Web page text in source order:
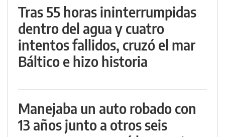
Tras 55 horas ininterrumpidas
dentro del agua y cuatro
intentos fallidos, cruzó el mar
Báltico e hizo historia
Manejaba un auto robado con
13 años junto a otros seis